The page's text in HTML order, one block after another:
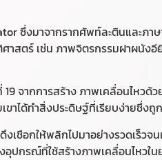
ซึ่งมาจากรากศัพท์ละตินและภา
สตร์ เช่น ภาพจิตรกรรมฝาผนัง
จากการสร้าง ภาพเคลื่อนไหว
ขาได้ทําสิ่งประดิษฐ์ที่เรียบง่ายซึ่งถู
เชือกให้พลิกไปมาอย่างรวดเร็ว
อุปกรณ์ที่ใช้สร้างภาพเคลื่อนไหว